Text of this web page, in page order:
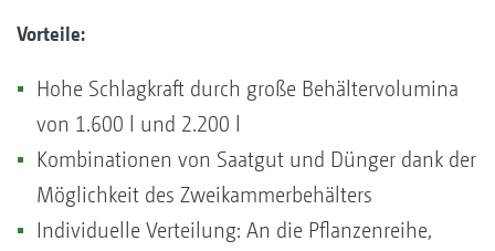
Vorteile:
Hohe Schlagkraft durch große Behältervolumina
von 1.600 l und 2.200 l
Kombinationen von Saatgut und Dünger dank der
Möglichkeit des Zweikammerbehälters
Individuelle Verteilung: An die Pflanzenreihe,